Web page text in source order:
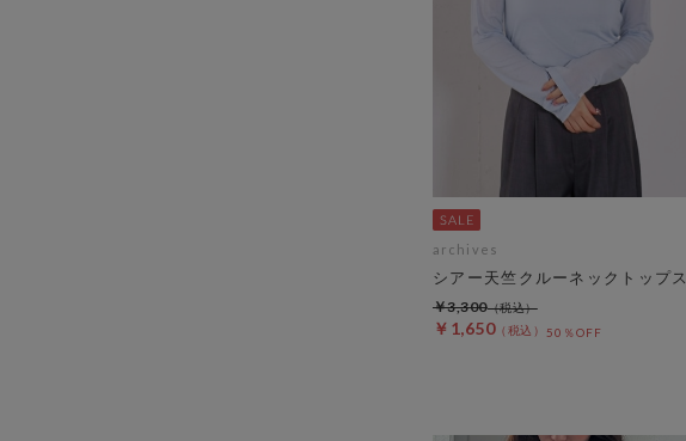
archives
シアー天竺クルーネックトップス
￥1,650 50％OFF
￥3,300